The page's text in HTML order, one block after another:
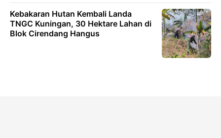
Kebakaran Hutan Kembali Landa
TNGC Kuningan, 30 Hektare Lahan di
Blok Cirendang Hangus